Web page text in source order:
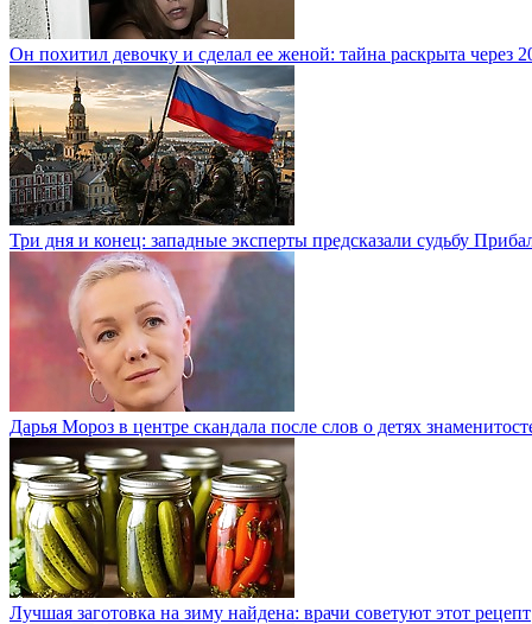
Он похитил девочку и сделал ее женой: тайна раскрыта через
Три дня и конец: западные эксперты предсказали судьбу
Дарья Мороз в центре скандала после слов о детях
Лучшая заготовка на зиму найдена: врачи советуют этот рецепт